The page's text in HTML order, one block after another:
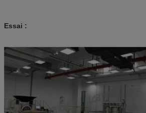
Essai :